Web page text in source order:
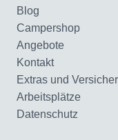
Blog
Campershop
Angebote
Kontakt
Extras und
Arbeitsplätze
Datenschutz